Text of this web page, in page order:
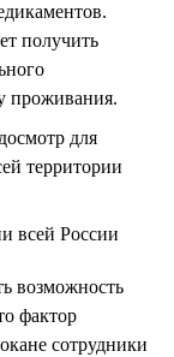
получить
проживания.
для
территории
всей России
возможность
фактор
сотрудники